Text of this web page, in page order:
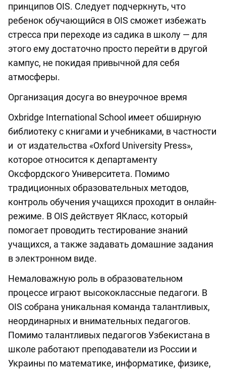
принципов OIS. Следует подчеркнуть, что
ребенок обучающийся в OIS сможет избежать
стресса при переходе из садика в школу — для
этого ему достаточно просто перейти в другой
кампус, не покидая привычной для себя
атмосферы.
Организация досуга во внеурочное время
Oxbridge International School имеет обширную
библиотеку с книгами и учебниками, в частности
и от издательства «Oxford University Press»,
которое относится к департаменту
Оксфордского Университета. Помимо
традиционных образовательных методов,
контроль обучения учащихся проходит в онлайн-
режиме. В OIS действует ЯКласс, который
помогает проводить тестирование знаний
учащихся, а также задавать домашние задания
в электронном виде.
Немаловажную роль в образовательном
процессе играют высококлассные педагоги. В
OIS собрана уникальная команда талантливых,
неординарных и внимательных педагогов.
Помимо талантливых педагогов Узбекистана в
школе работают преподаватели из России и
Украины по математике, информатике, физике,